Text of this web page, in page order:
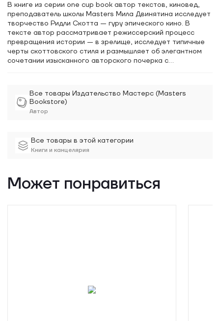
Все товары Издательство Мастерс (Masters
Bookstore)
Автор
Все товары в этой категории
Книги и канцелярия
В книге из серии one cup book автор текстов, киновед,
преподаватель школы Masters Мила Двинятина исследует
творчество Ридли Скотта — гуру эпического кино. В
тексте автор рассматривает режиссерский процесс
превращения истории — в зрелище, исследует типичные
черты скоттовского стиля и размышляет об элегантном
сочетании изысканного авторского почерка с
объясняет, как детство в индустриальной Англии
сформировало визуальный стиль режиссера, а работа в
рекламе научила создавать эффектные образы.
Может понравиться